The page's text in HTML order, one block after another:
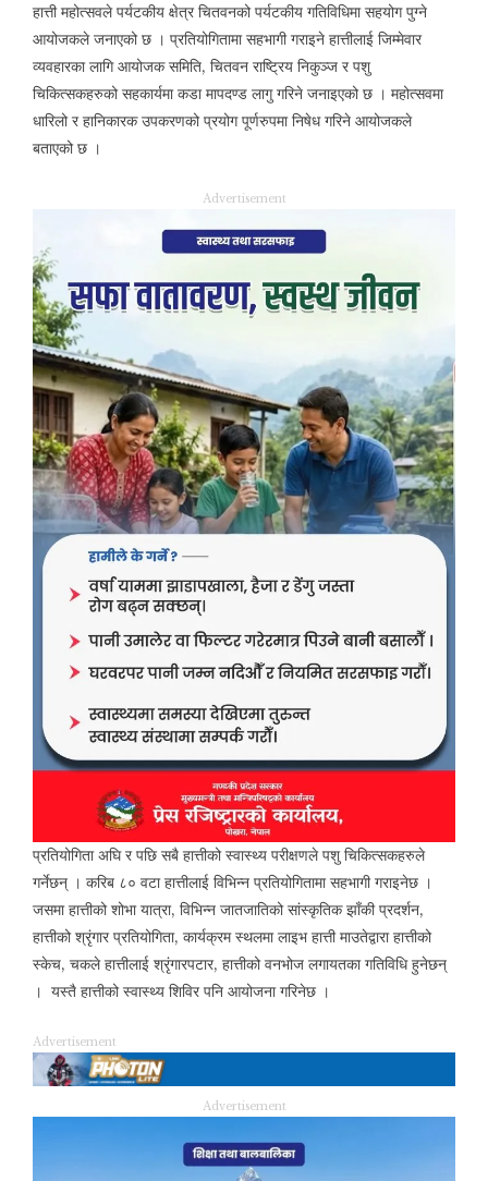
हात्ती महोत्सवले पर्यटकीय क्षेत्र चितवनको पर्यटकीय गतिविधिमा सहयोग पुग्ने
आयोजकले जनाएको छ । प्रतियोगितामा सहभागी गराइने हात्तीलाई जिम्मेवार
व्यवहारका लागि आयोजक समिति, चितवन राष्ट्रिय निकुञ्ज र पशु
चिकित्सकहरुको सहकार्यमा कडा मापदण्ड लागु गरिने जनाइएको छ । महोत्सवमा
धारिलो र हानिकारक उपकरणको प्रयोग पूर्णरुपमा निषेध गरिने आयोजकले
बताएको छ ।
Advertisement
प्रतियोगिता अघि र पछि सबै हात्तीको स्वास्थ्य परीक्षणले पशु चिकित्सकहरुले
गर्नेछन् । करिब ८० वटा हात्तीलाई विभिन्न प्रतियोगितामा सहभागी गराइनेछ ।
जसमा हात्तीको शोभा यात्रा, विभिन्न जातजातिको सांस्कृतिक झाँकी प्रदर्शन,
हात्तीको श्रृंगार प्रतियोगिता, कार्यक्रम स्थलमा लाइभ हात्ती माउतेद्वारा हात्तीको
स्केच, चकले हात्तीलाई श्रृंगारपटार, हात्तीको वनभोज लगायतका गतिविधि हुनेछन्
। यस्तै हात्तीको स्वास्थ्य शिविर पनि आयोजना गरिनेछ ।
Advertisement
Advertisement